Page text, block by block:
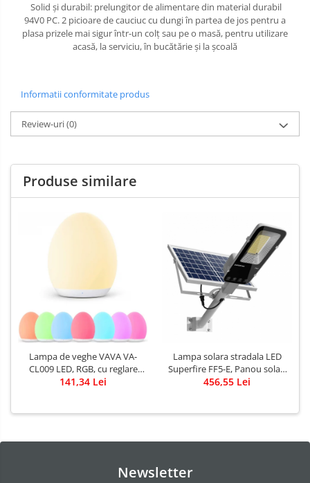
Solid și durabil: prelungitor de alimentare din material durabil
94V0 PC. 2 picioare de cauciuc cu dungi în partea de jos pentru a
plasa prizele mai sigur într-un colț sau pe o masă, pentru utilizare
acasă, la serviciu, în bucătărie și la școală
Informatii conformitate produs
Review-uri(0)
Produse similare
Lampa de veghe VAVA VA-
CL009 LED, RGB, cu reglare
touch a Intensitatii, lumina
141,34 Lei
Lampa solara stradala LED
Superfire FF5-E, Panou solar,
Telecomanda, 897W, 2000lm,
456,55 Lei
Newsletter